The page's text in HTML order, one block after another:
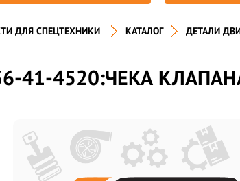
ДЛЯ СПЕЦТЕХНИКИ КАТАЛОГ ДЕТАЛИ
41-4520:ЧЕКА